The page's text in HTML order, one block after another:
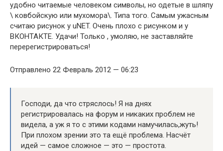
удобно читаемые человеком символы, но одетые в шляпу
\ ковбойскую или мухомора\. Типа того. Самым ужасным
считаю рисунок у uNET. Очень плохо с рисунком и у
ВКОНТАКТЕ. Удачи! Только , умоляю, не заставляйте
перерегистрироваться!
Отправлено 22 Февраль 2012 — 06:23
Господи, да что стряслось! Я на днях
регистрировалась на форум и никаких проблем не
видела, а уж я то с этими кодами намучилась,жуть!
При плохом зрении это та ещё проблема. Насчёт
идей — самое сложное — это — простота.